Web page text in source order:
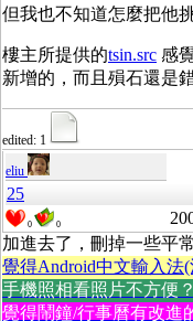
但我也不知道怎麼把他
樓主所提供的tsin.src 感
新增的，而且殞石還是
edited: 1
eliu
25
0 0
加進去了，刪掉一些平
覺得Android中文輸入法
手機照相看照片不方便
覺得鬧鐘/行事曆有改